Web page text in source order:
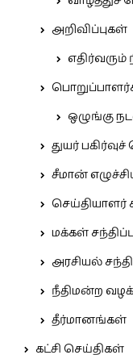
அறிவிப்புகள்
எதிர்வரும்
ஒழுங்கு
துயர்
சீமான்
செய்தியாளர்
மக்கள்
அரசியல்
நீதிமன்ற
தீர்மானங்கள்
கட்சி செய்திகள்